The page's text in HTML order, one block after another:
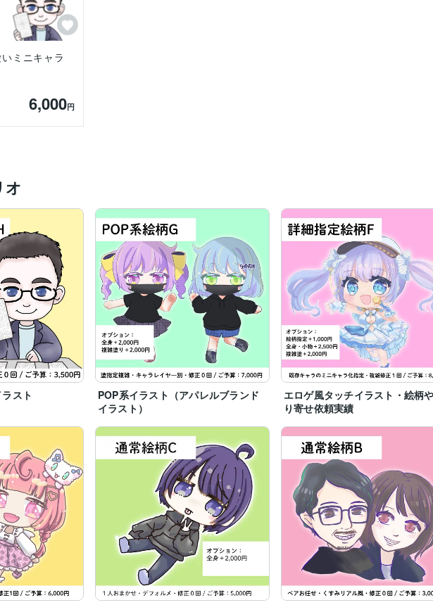
ミニキャラ
6,000円
オ
スト
POP系イラスト（アパレルブランド
イラスト）
エロゲ風タッチイラスト・絵柄
り寄せ依頼実績